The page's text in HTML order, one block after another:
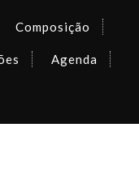
Composição
Agenda